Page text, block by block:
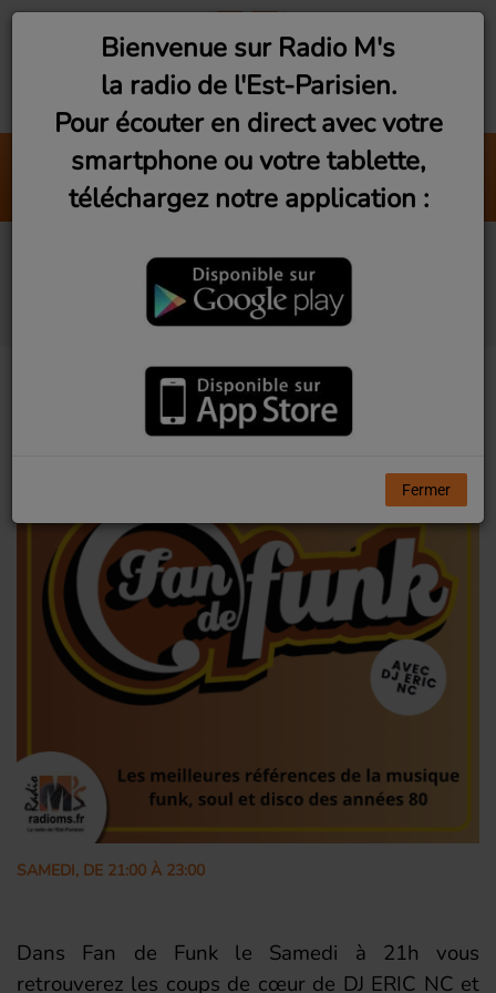
Mixtape Addict Show (Vendredi
Radio M's (DJ King Flow)
Fan de Funk (Samedi
SAMEDI, DE 21:00 À 23:00
Dans Fan de Funk le Samedi à 21h vous
retrouverez les coups de cœur de DJ ERIC NC et
Bienvenue sur Radio M's
la radio de l'Est-Parisien.
Pour écouter en direct avec votre
smartphone ou votre tablette,
téléchargez notre application :
Fermer